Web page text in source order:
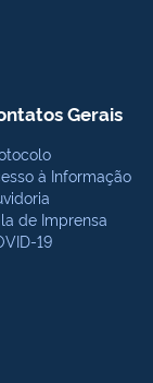
Gerais
à Informação
de Imprensa
19